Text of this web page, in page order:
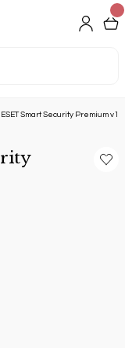
Smart Security Premium v10